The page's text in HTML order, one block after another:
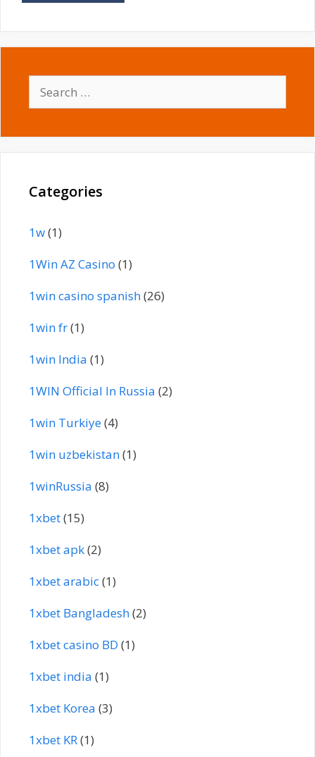
for:
Categories
1w(1)
1Win AZ Casino (1)
1win casino spanish(26)
1win fr(1)
1win India (1)
1WIN Official In Russia (2)
1win Turkiye(4)
1win uzbekistan(1)
1winRussia (8)
1xbet(15)
1xbet apk(2)
1xbet arabic(1)
1xbet Bangladesh(2)
1xbet casino BD (1)
1xbet india (1)
1xbet Korea (3)
1xbet KR(1)